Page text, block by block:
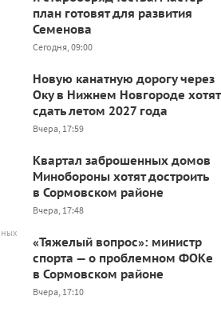
план готовят для развития
Семенова
Сегодня, 09:00
Новую канатную дорогу через
Оку в Нижнем Новгороде хотят
сдать летом 2027 года
Вчера, 17:59
Квартал заброшенных домов
Минобороны хотят достроить
в Сормовском районе
Вчера, 17:48
«Тяжелый вопрос»: министр
спорта — о проблемном ФОКе
в Сормовском районе
Вчера, 17:10